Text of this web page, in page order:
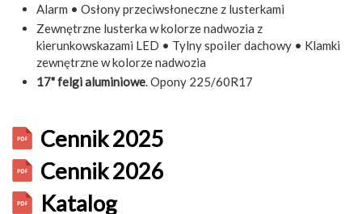
Alarm • Osłony przeciwsłoneczne z lusterkami
Zewnętrzne lusterka w kolorze nadwozia z
kierunkowskazami LED • Tylny spoiler dachowy • Klamki
zewnętrzne w kolorze nadwozia
17" felgi aluminiowe. Opony 225/60R17
Cennik 2025
Cennik 2026
Katalog